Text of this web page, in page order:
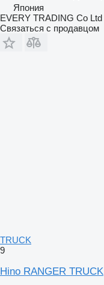
Япония
EVERY TRADING Co Ltd
Связаться с продавцом
TRUCK
9
Hino RANGER TRUCK